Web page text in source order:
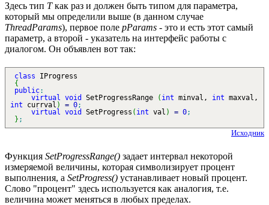
Здесь тип Tкак раз и должен быть типом для параметра,
который мы определили выше (в данном случае
ThreadParams), первое поле pParams - это и есть этот самый
параметр, а второй - указатель на интерфейс работы с
диалогом. Он объявлен вот так:
class IProgress
{
public:
virtual void SetProgressRange ( int minval, int maxval,
int currval ) = 0;
virtual void SetProgress ( int val ) = 0;
} ;
Исходник
Функция SetProgressRange() задает интервал некоторой
измеряемой величины, которая символизирует процент
выполнения, а SetProgress() устанавливает новый процент.
Слово "процент" здесь используется как аналогия, т.е.
величина может меняться в любых пределах.